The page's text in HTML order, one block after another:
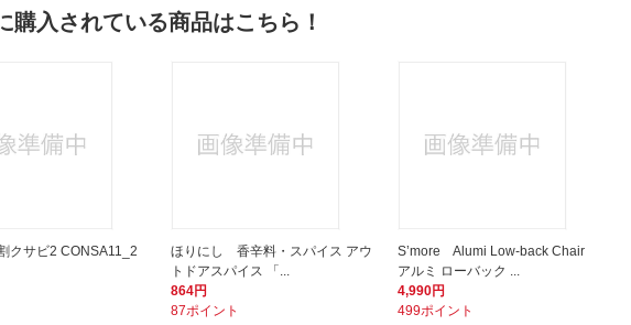
入されている商品はこちら！
サビ2 CONSA11_2
ほりにし 香辛料・スパイス アウ
トドアスパイス 「...
864円
87ポイント
S’more Alumi Low-back Chair
アルミ ローバック ...
4,990円
499ポイント